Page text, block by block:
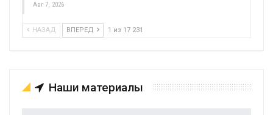
Авг 7, 2026
НАЗАД ВПЕРЕД 1 из 17 231
Наши материалы